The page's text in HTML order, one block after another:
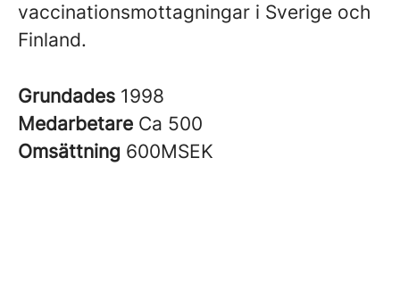
vaccinationsmottagningar i Sverige och
Finland.
Grundades 1998
Medarbetare Ca 500
Omsättning 600MSEK